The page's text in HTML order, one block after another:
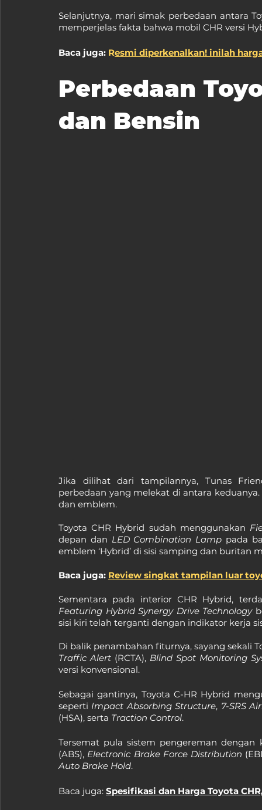
Selanjutnya, mari simak perbedaan antara
memperjelas fakta bahwa mobil CHR versi
Baca juga: Resmi diperkenalkan! inilah
Perbedaan
dan Bensin
Jika dilihat dari tampilannya, Tunas
perbedaan yang melekat di antara
dan emblem.
Toyota CHR Hybrid sudah menggunakan
depan dan LED Combination Lamp pada
emblem ‘Hybrid’ di sisi samping dan buritan
Baca juga: Review singkat tampilan luar
Sementara pada interior CHR Hybrid,
Featuring Hybrid Synergy Drive Technology
sisi kiri telah terganti dengan indikator kerja
Di balik penambahan fiturnya, sayang sekali
Traffic Alert (RCTA), Blind Spot Monitoring
versi konvensional.
Sebagai gantinya, Toyota C-HR Hybrid
seperti Impact Absorbing Structure, 7-SRS
(HSA), serta Traction Control.
Tersemat pula sistem pengereman
(ABS), Electronic Brake Force Distribution
Auto Brake Hold.
Baca juga: Spesifikasi dan Harga Toyota